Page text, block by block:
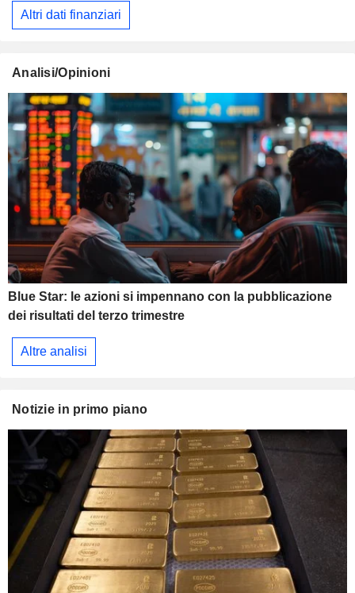
Altri dati finanziari
Analisi/Opinioni
Blue Star: le azioni si impennano con la pubblicazione
dei risultati del terzo trimestre
Altre analisi
Notizie in primo piano